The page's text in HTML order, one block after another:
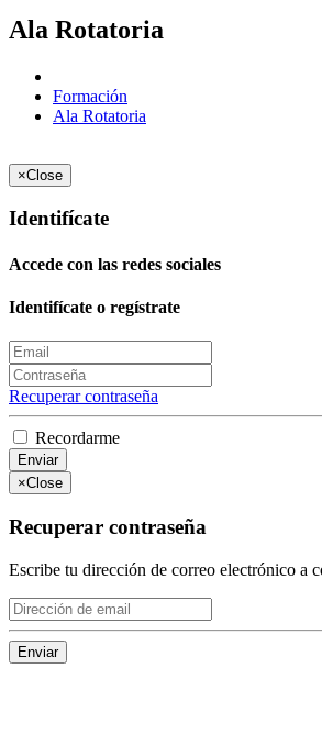
Ala Rotatoria
Formación
Ala Rotatoria
×Close
Identifícate
Accede con las redes sociales
Identifícate o regístrate
Recuperar contraseña
Recordarme
Enviar
×Close
Recuperar contraseña
Escribe tu dirección de correo electrónico a
Enviar